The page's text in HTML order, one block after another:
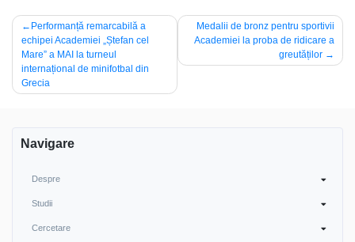
Navigare
în
articole
Performanță remarcabilă a
echipei Academiei „Ștefan cel
Mare” a MAI la turneul
internațional de minifotbal din
Grecia
Medalii de bronz pentru sportivii
Academiei la proba de ridicare a
greutăților
Navigare
Despre
Studii
Cercetare